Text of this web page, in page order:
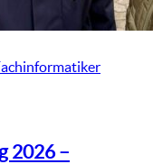
2026 –